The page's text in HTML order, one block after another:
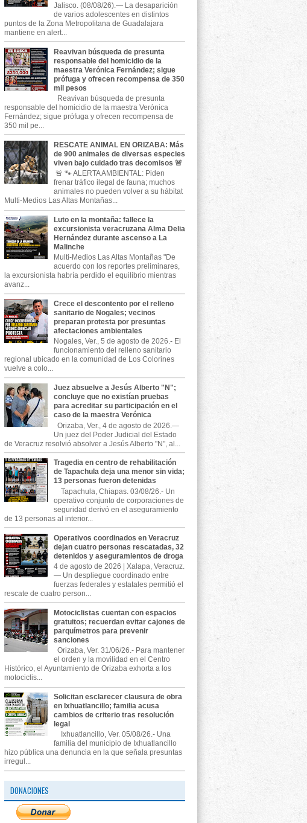
Jalisco. (08/08/26).— La desaparición
de varios adolescentes en distintos
puntos de la Zona Metropolitana de Guadalajara
mantiene en alert...
Reavivan búsqueda de presunta
responsable del homicidio de la
maestra Verónica Fernández; sigue
prófuga y ofrecen recompensa de 350
mil pesos
Reavivan búsqueda de presunta
responsable del homicidio de la maestra Verónica
Fernández; sigue prófuga y ofrecen recompensa de
350 mil pe...
RESCATE ANIMAL EN ORIZABA: Más
de 900 animales de diversas especies
viven bajo cuidado tras decomisos 🚨
🚨 🐾 ALERTA AMBIENTAL: Piden
frenar tráfico ilegal de fauna; muchos
animales no pueden volver a su hábitat
Multi-Medios Las Altas Montañas...
Luto en la montaña: fallece la
excursionista veracruzana Alma Delia
Hernández durante ascenso a La
Malinche
Multi-Medios Las Altas Montañas "De
acuerdo con los reportes preliminares,
la excursionista habría perdido el equilibrio mientras
avanz...
Crece el descontento por el relleno
sanitario de Nogales; vecinos
preparan protesta por presuntas
afectaciones ambientales
Nogales, Ver., 5 de agosto de 2026.- El
funcionamiento del relleno sanitario
regional ubicado en la comunidad de Los Colorines
vuelve a colo...
Juez absuelve a Jesús Alberto "N";
concluye que no existían pruebas
para acreditar su participación en el
caso de la maestra Verónica
Orizaba, Ver., 4 de agosto de 2026.—
Un juez del Poder Judicial del Estado
de Veracruz resolvió absolver a Jesús Alberto "N", al...
Tragedia en centro de rehabilitación
de Tapachula deja una menor sin vida;
13 personas fueron detenidas
Tapachula, Chiapas. 03/08/26.- Un
operativo conjunto de corporaciones de
seguridad derivó en el aseguramiento
de 13 personas al interior...
Operativos coordinados en Veracruz
dejan cuatro personas rescatadas, 32
detenidos y aseguramientos de droga
4 de agosto de 2026 | Xalapa, Veracruz.
— Un despliegue coordinado entre
fuerzas federales y estatales permitió el
rescate de cuatro person...
Motociclistas cuentan con espacios
gratuitos; recuerdan evitar cajones de
parquímetros para prevenir
sanciones
Orizaba, Ver. 31/06/26.- Para mantener
el orden y la movilidad en el Centro
Histórico, el Ayuntamiento de Orizaba exhorta a los
motociclis...
Solicitan esclarecer clausura de obra
en Ixhuatlancillo; familia acusa
cambios de criterio tras resolución
legal
Ixhuatlancillo, Ver. 05/08/26.- Una
familia del municipio de Ixhuatlancillo
hizo pública una denuncia en la que señala presuntas
irregul...
DONACIONES